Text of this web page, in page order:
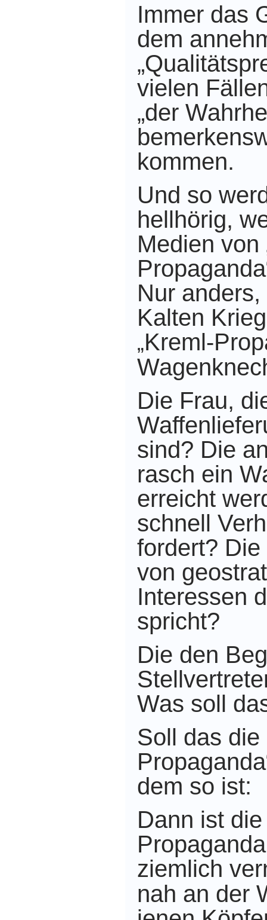
Immer das
dem
vielen
„der
kommen.
Und so
hellhörig,
Medien von
Nur
Kalten
„Kreml-
Die Frau,
sind? Die
rasch ein
erreicht
schnell
fordert?
von
Interessen
spricht?
Die den
Was soll
Soll das die
dem so ist:
Dann ist
ziemlich
nah an der